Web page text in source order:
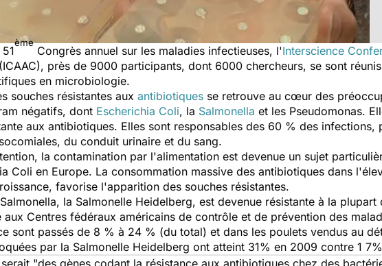
ème
Congrès annuel sur les maladies infectieuses, l'Interscience
(ICAAC), près de 9000 participants, dont 6000 chercheurs, se sont
en microbiologie.
souches résistantes aux antibiotiques se retrouve au cœur des
négatifs, dont Escherichia Coli, la Salmonella et les Pseudomonas.
aux antibiotiques. Elles sont responsables des 60 % des infections,
du conduit urinaire et du sang.
la contamination par l'alimentation est devenue un sujet
Coli en Europe. La consommation massive des antibiotiques dans
favorise l'apparition des souches résistantes.
Salmonella, la Salmonelle Heidelberg, est devenue résistante à la
Centres fédéraux américains de contrôle et de prévention des
sont passés de 8 % à 24 % (du total) et dans les poulets vendus au
par la Salmonelle Heidelberg ont atteint 31% en 2009 contre 1
"des gènes codant la résistance aux antibiotiques chez des